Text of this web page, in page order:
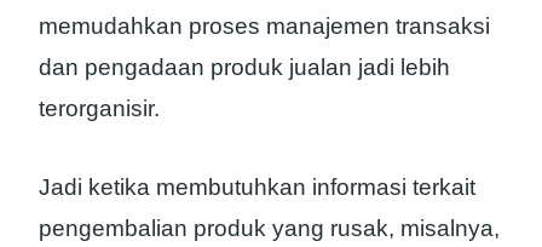
memudahkan proses manajemen transaksi
dan pengadaan produk jualan jadi lebih
terorganisir.
Jadi ketika membutuhkan informasi terkait
pengembalian produk yang rusak, misalnya,